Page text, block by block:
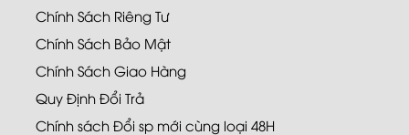
Chính Sách Riêng Tư
Chính Sách Bảo Mật
Chính Sách Giao Hàng
Quy Định Đổi Trả
Chính sách Đổi sp mới cùng loại 48H